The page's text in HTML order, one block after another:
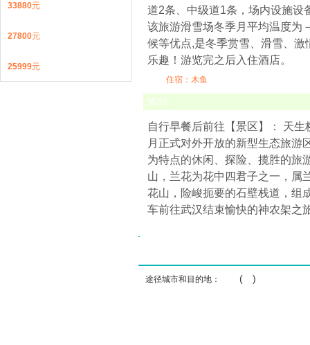
道2条、中级道1条，场内设施设
该旅游滑雪场冬季月平均温度为
候等优点,是冬季赏雪、滑雪、
乐趣！游览完之后入住酒店。
住宿：木鱼
第3天
自行早餐后前往【景区】： 天
月正式对外开放的新型生态旅游
为特点的休闲、探险、揽胜的旅
山，兰花为花中四君子之一，属
花山，险峻扼要的石壁栈道，组
车前往武汉结束愉快的神农架之
途径城市和目的地： ( )
33880元
27800元
25999元